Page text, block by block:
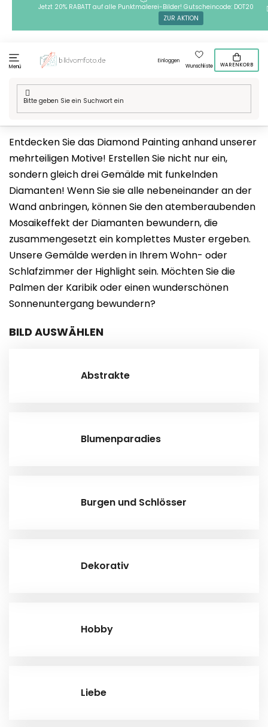
Jetzt 20% RABATT auf alle Punktmalerei-Bilder! Gutscheincode: DOT20
ZUR AKTION
Menü
Einloggen
Wunschliste
WARENKORB
Startseite
Entdecken Sie das Diamond Painting anhand unserer
mehrteiligen Motive! Erstellen Sie nicht nur ein,
sondern gleich drei Gemälde mit funkelnden
Diamanten! Wenn Sie sie alle nebeneinander an der
Wand anbringen, können Sie den atemberaubenden
Mosaikeffekt der Diamanten bewundern, die
zusammengesetzt ein komplettes Muster ergeben.
Unsere Gemälde werden in Ihrem Wohn- oder
Schlafzimmer der Highlight sein. Möchten Sie die
Palmen der Karibik oder einen wunderschönen
Sonnenuntergang bewundern?
BILD AUSWÄHLEN
Abstrakte
Blumenparadies
Burgen und Schlösser
Dekorativ
Hobby
Liebe